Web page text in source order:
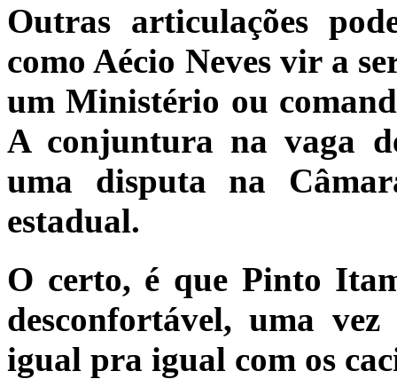
Outras articulações
como Aécio Neves vir a
um Ministério ou
A conjuntura na vaga
uma disputa na
estadual.
O certo, é que Pinto
desconfortável, uma
igual pra igual com os